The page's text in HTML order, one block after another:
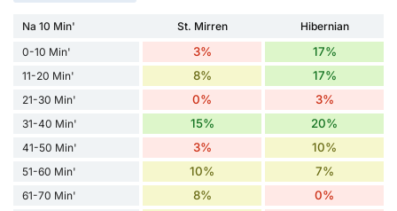
Na 10 Min' St. Mirren
Hibernian
0-10 Min'
3% 17%
11-20 Min' 8% 17%
21-30 Min' 0% 3%
31-40 Min' 15% 20%
41-50 Min' 3% 10%
51-60 Min' 10% 7%
61-70 Min' 8% 0%